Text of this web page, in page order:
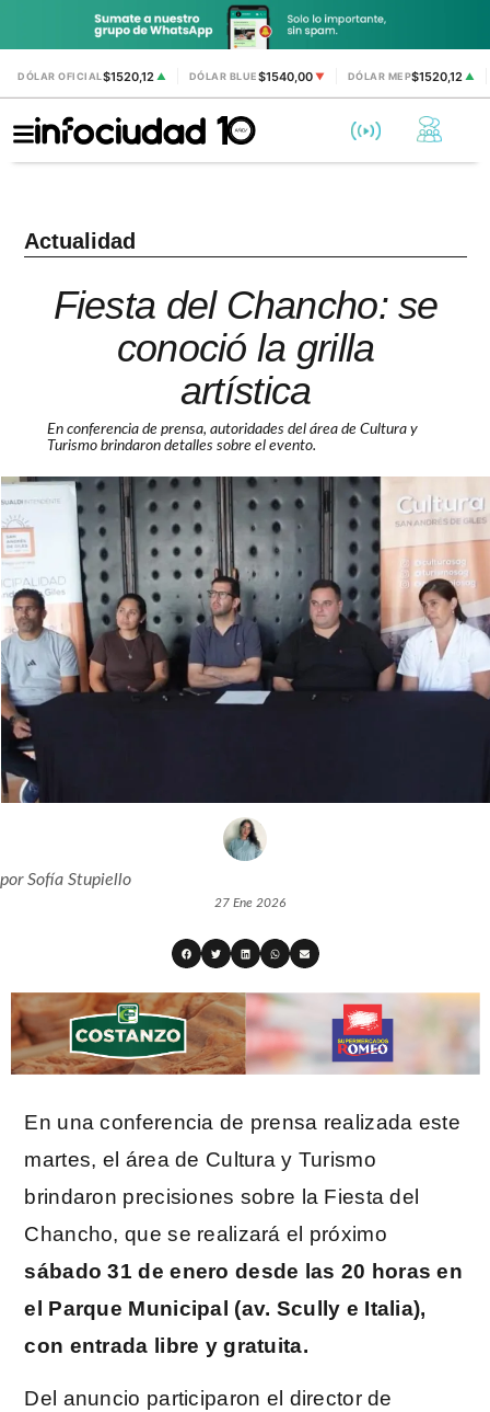
DÓLAR OFICIAL$1520,12 ▲ DÓLAR BLUE$1540,00 ▼ DÓLAR MEP$1520,12 ▲
Actualidad
Fiesta del Chancho: se
conoció la grilla
artística
En conferencia de prensa, autoridades del área de Cultura y
Turismo brindaron detalles sobre el evento.
porSofía Stupiello
27 Ene 2026
En una conferencia de prensa realizada este
martes, el área de Cultura y Turismo
brindaron precisiones sobre la Fiesta del
Chancho, que se realizará el próximo
sábado 31 de enero desde las 20 horas en
el Parque Municipal (av. Scully e Italia),
con entrada libre y gratuita.
Del anuncio participaron el director de